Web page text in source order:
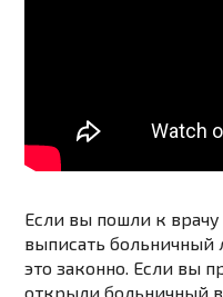
Если вы пошли к врачу
выписать
это законно. Если вы
открыли больничный